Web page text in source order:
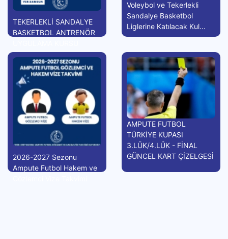
TEKERLEKLİ SANDALYE
BASKETBOL ANTRENÖR
Voleybol ve Tekerlekli
Sandalye Basketbol
Liglerine Katılacak Kul...
2026-2027 Sezonu
Ampute Futbol Hakem ve
AMPUTE FUTBOL
TÜRKİYE KUPASI
3.LÜK/4.LÜK - FİNAL
GÜNCEL KART ÇİZELGESİ